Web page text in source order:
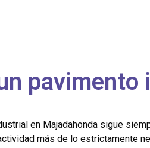
en Majadahonda sigue
más de lo estrictamente